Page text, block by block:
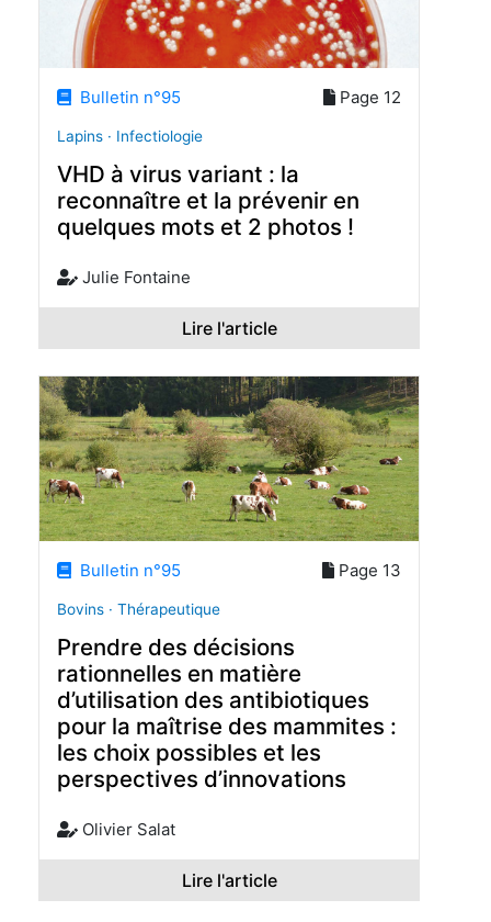
Bulletin n°95 Page 12
Lapins · Infectiologie
VHD à virus variant : la
reconnaître et la prévenir en
quelques mots et 2 photos !
Julie Fontaine
Lire l'article
Bulletin n°95 Page 13
Bovins · Thérapeutique
Prendre des décisions
rationnelles en matière
d’utilisation des antibiotiques
pour la maîtrise des mammites :
les choix possibles et les
perspectives d’innovations
Olivier Salat
Lire l'article